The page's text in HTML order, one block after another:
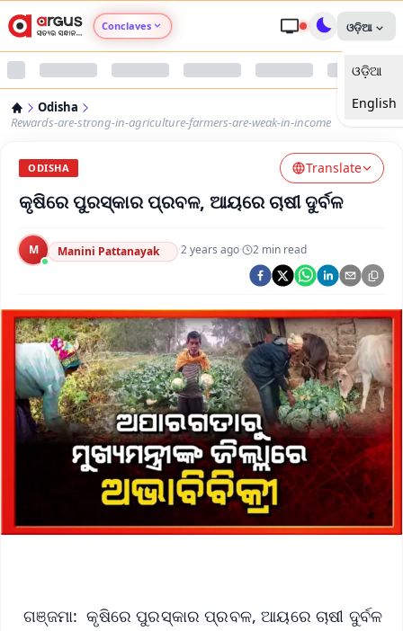
Conclaves
Argus Nari Shakti
Argus Health Connect
Argus Swaad Odisha
Argus Chalo Dekhein Apna Desh
ଓଡ଼ିଆ
ଓଡ଼ିଆ
English
Odisha
Rewards-are-strong-in-agriculture-farmers-are-weak-in-income
ODISHA Translate
କୃଷିରେ ପୁରସ୍କାର ପ୍ରବଳ, ଆୟରେ ଚାଷୀ ଦୁର୍ବଳ
M Manini Pattanayak ·2 years ago· 2 min read
ଗଞ୍ଜମା: କୃଷିରେ ପୁରସ୍କାର ପ୍ରବଳ, ଆୟରେ ଚାଷୀ ଦୁର୍ବଳ